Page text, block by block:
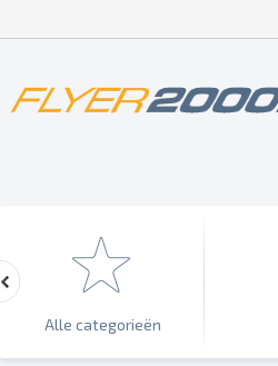
Alle categorieën